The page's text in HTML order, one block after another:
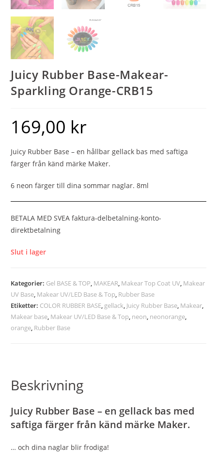
Juicy Rubber Base-Makear-
Sparkling Orange-CRB15
169,00 kr
Juicy Rubber Base – en hållbar gellack bas med saftiga
färger från känd märke Maker.
6 neon färger till dina sommar naglar. 8ml
BETALA MED SVEA faktura-delbetalning-konto-
direktbetalning
Slut i lager
Kategorier: Gel BASE & TOP, MAKEAR, Makear Top Coat UV, Makear
UV Base, Makear UV/LED Base & Top, Rubber Base
Etiketter: COLOR RUBBER BASE, gellack, Juicy Rubber Base, Makear,
Makear base, Makear UV/LED Base & Top, neon, neonorange,
orange, Rubber Base
Beskrivning
Juicy Rubber Base – en gellack bas med
saftiga färger från känd märke Maker.
… och dina naglar blir frodiga!